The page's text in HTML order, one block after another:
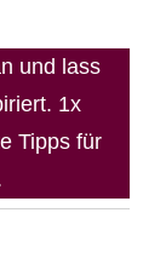
und lass
1x
Tipps für